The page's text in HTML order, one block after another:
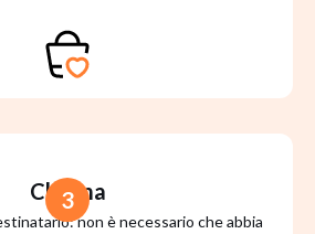
Chiama
non è necessario che abbia
3